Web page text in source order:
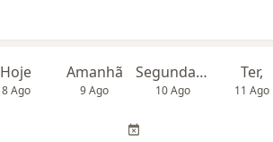
Hoje
8 Ago
Amanhã
9 Ago
Segunda-feira
10 Ago
Ter,
11 Ago